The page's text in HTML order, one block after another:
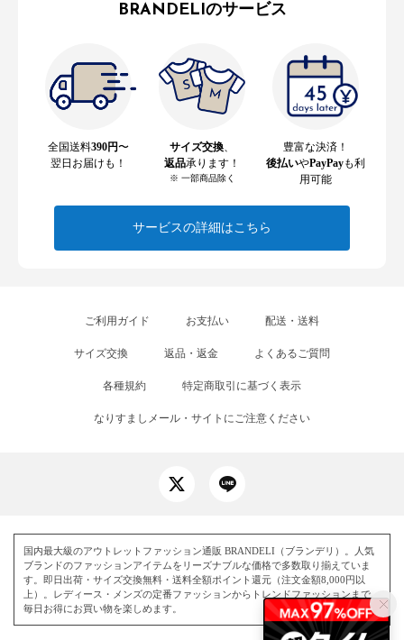
BRANDELIのサービス
全国送料390円〜
翌日お届けも！
サイズ交換
返品承ります！
※ 一部商品除く
豊富な決済！
後払いやPayPayも利
用可能
サービスの詳細はこちら
ご利用ガイド お支払い 配送・送料
サイズ交換 返品・返金 よくあるご質問
各種規約 特定商取引に基づく表示
なりすましメール・サイトにご注意ください
国内最大級のアウトレットファッション通販 BRANDELI（ブランデリ）。人気
ブランドのファッションアイテムをリーズナブルな価格で多数取り揃えていま
す。即日出荷・サイズ交換無料・送料全額ポイント還元（注文金額8,000円以
上）。レディース・メンズの定番ファッションからトレンドファッションまで、
毎日お得にお買い物を楽しめます。